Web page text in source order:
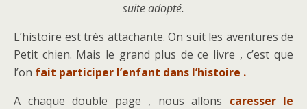
suite adopté.
L’histoire est très attachante. On suit les aventures de
Petit chien. Mais le grand plus de ce livre , c’est que
l’on fait participer l’enfant dans l’histoire .
A chaque double page , nous allons caresser le